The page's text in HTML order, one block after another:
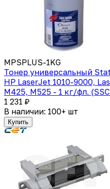
MPSPLUS-1KG
Тонер универсальный
HP LaserJet 1010-9000,
M425, M525 - 1 кг/фл.
1 231 ₽
В наличии: 100+ шт
Купить